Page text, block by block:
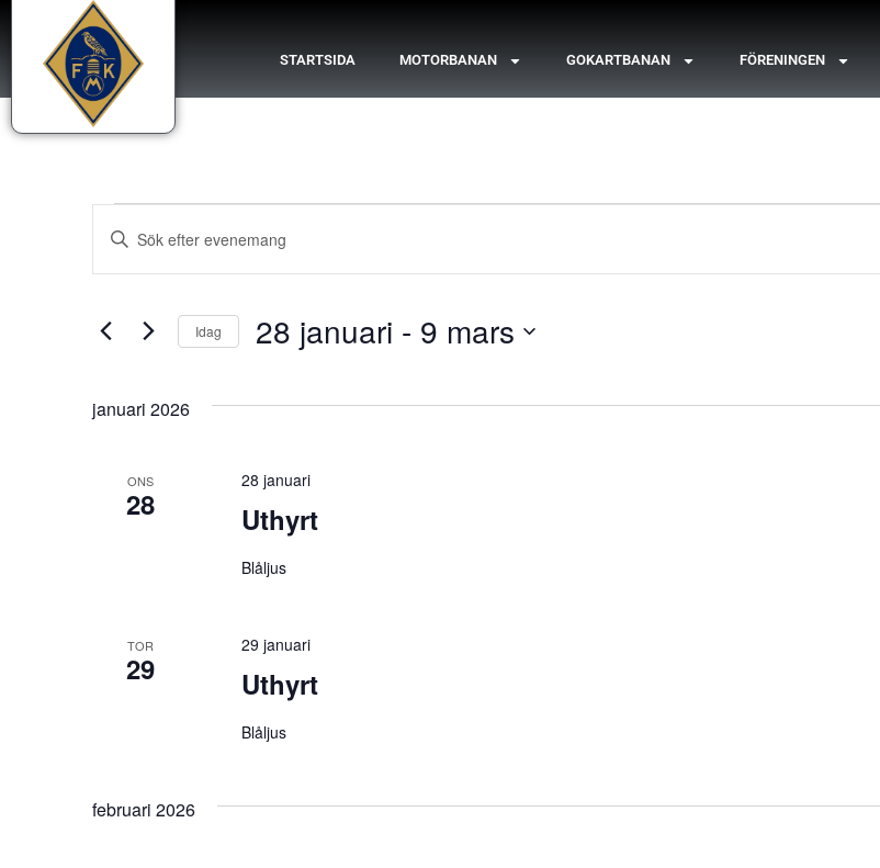
STARTSIDA MOTORBANAN GOKARTBANAN FÖRENINGEN
Evenemang
Search
Views
Ange
nyckelord.
efter
nyckelord.
Idag 28 januari - 9 mars
januari 2026
ONS
28 Uthyrt
28 januari
Blåljus
TOR
29 Uthyrt
29 januari
Blåljus
februari 2026